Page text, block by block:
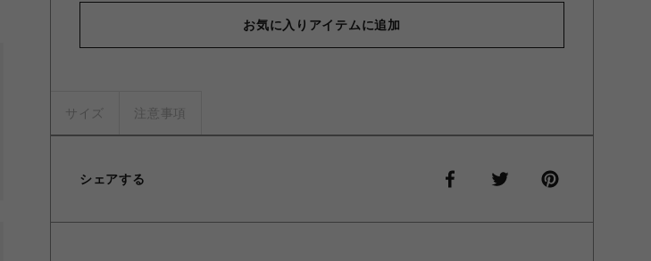
お気に入りアイテムに追加
サイズ 注意事項
シェアする